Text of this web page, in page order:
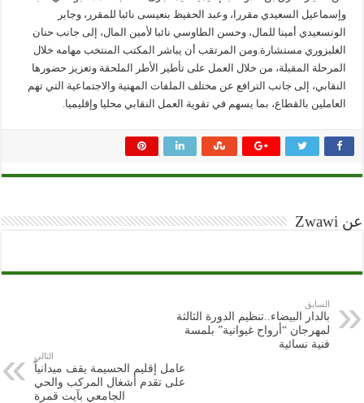
وإسماعيل السعيدي مقررا، وعبد الحفيظ بنعيسى نائبا للمقرر، وجابر
الونسعيدي أمينا للمال، وحسن الطاوسي نائبا لأمين المال، إلى جانب حنان
الغلبزوري مستشارة.ومن المرتقب أن يباشر المكتب المنتخب مهامه خلال
المرحلة المقبلة، من خلال العمل على تأطير الأطر الملحقة وتعزيز حضورها
النقابي، إلى جانب الترافع عن مختلف الملفات المهنية والاجتماعية التي تهم
العاملين بالقطاع، بما يسهم في تقوية العمل النقابي محليا وإقليميا.
عن Zwawi
السابق
بالدار البيضاء..تنظيم الدورة الثالثة
لمهرجان “أرواح غيوانية” بلمسة
فنية نسائية
التالي
عامل إقليم الحسيمة يقف ميدانياً
على تقدم أشغال المركب والحي
الجامعي بآيت قمرة